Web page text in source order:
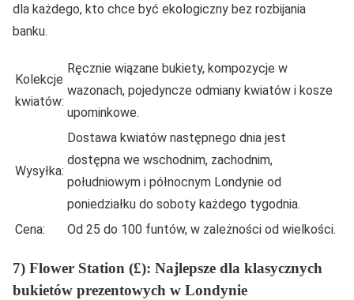
dla każdego, kto chce być ekologiczny bez rozbijania
banku.
Kolekcje
kwiatów:
Ręcznie wiązane bukiety, kompozycje w
wazonach, pojedyncze odmiany kwiatów i kosze
upominkowe.
Wysyłka:
Dostawa kwiatów następnego dnia jest
dostępna we wschodnim, zachodnim,
południowym i północnym Londynie od
poniedziałku do soboty każdego tygodnia.
Cena:
Od 25 do 100 funtów, w zależności od wielkości.
7) Flower Station (£): Najlepsze dla klasycznych
bukietów prezentowych w Londynie